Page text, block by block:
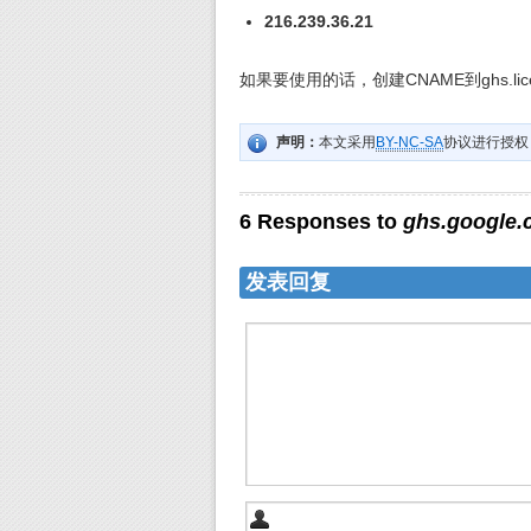
216.239.36.21
如果要使用的话，创建CNAME到
声明： 本文采用 BY-NC-SA协议进行授
6 Responses to
发表回复